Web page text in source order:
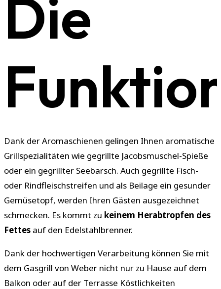
Die
Dank der Aromaschienen gelingen Ihnen aromatische
Grillspezialitäten wie gegrillte Jacobsmuschel-Spieße
oder ein gegrillter Seebarsch. Auch gegrillte Fisch-
oder Rindfleischstreifen und als Beilage ein gesunder
Gemüsetopf, werden Ihren Gästen ausgezeichnet
schmecken. Es kommt zu keinem Herabtropfen des
Fettes auf den Edelstahlbrenner.
Dank der hochwertigen Verarbeitung können Sie mit
dem Gasgrill von Weber nicht nur zu Hause auf dem
Balkon oder auf der Terrasse Köstlichkeiten